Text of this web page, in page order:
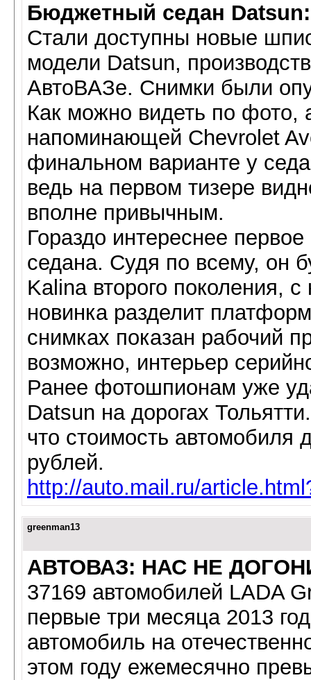
Бюджетный седан
Стали доступны новые
модели Datsun,
АвтоВАЗе. Снимки были
Как можно видеть по фото,
напоминающей Chevrolet
финальном варианте у
ведь на первом тизере
вполне привычным.
Гораздо интереснее
седана. Судя по всему, он
Kalina второго поколения,
новинка разделит
снимках показан рабочий
возможно, интерьер
Ранее фотошпионам уже
Datsun на дорогах
что стоимость автомобиля
рублей.
http://auto.mail.ru/
greenman13
АВТОВАЗ: НАС НЕ
37169 автомобилей LADA
первые три месяца 2013
автомобиль на
этом году ежемесячно